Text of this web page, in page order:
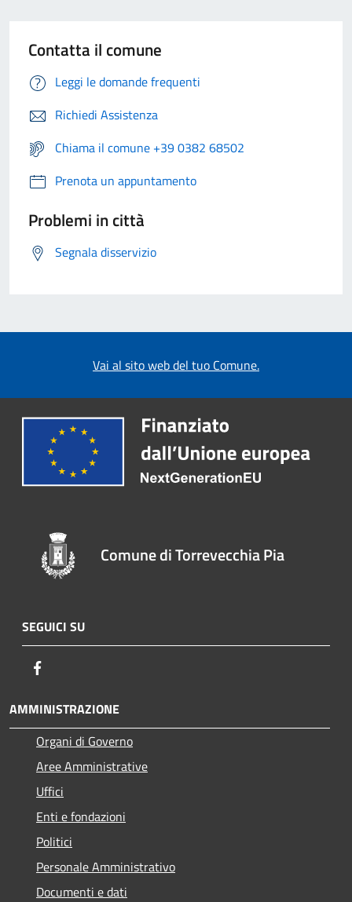
Contatta il comune
Leggi le domande frequenti
Richiedi Assistenza
Chiama il comune +39 0382 68502
Prenota un appuntamento
Problemi in città
Segnala disservizio
Vai al sito web del tuo Comune.
Comune di Torrevecchia Pia
SEGUICI SU
AMMINISTRAZIONE
Organi di Governo
Aree Amministrative
Uffici
Enti e fondazioni
Politici
Personale Amministrativo
Documenti e dati